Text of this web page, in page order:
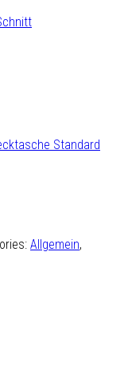
Standard
Allgemein,